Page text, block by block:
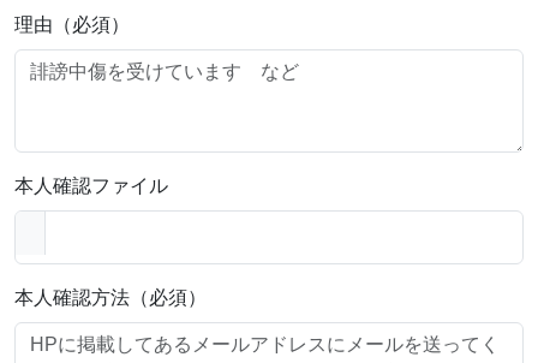
理由（必須）
本人確認ファイル
本人確認方法（必須）